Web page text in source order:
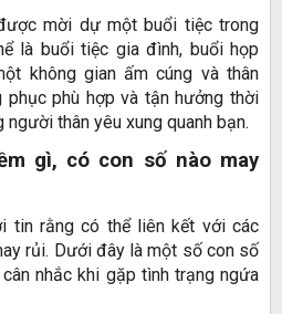
mời dự một buổi tiệc trong
là buổi tiệc gia đình, buổi họp
không gian ấm cúng và thân
phục phù hợp và tận hưởng thời
thân yêu xung quanh bạn.
gì, có con số nào may
tin rằng có thể liên kết với các
rủi. Dưới đây là một số con số
nhắc khi gặp tình trạng ngứa